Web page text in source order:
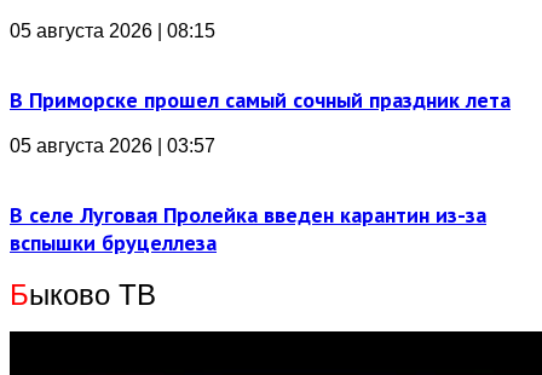
05 августа 2026 | 08:15
В Приморске прошел самый сочный праздник лета
05 августа 2026 | 03:57
В селе Луговая Пролейка введен карантин из-за
вспышки бруцеллеза
Быково ТВ